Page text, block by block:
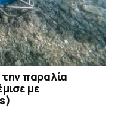
παραλία
με